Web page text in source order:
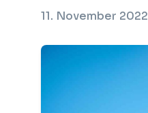
11. November 2022